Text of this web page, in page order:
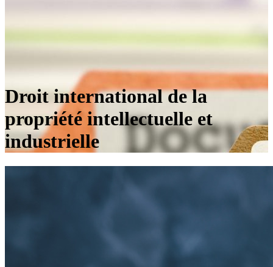
Droit international de la
propriété intellectuelle et
industrielle